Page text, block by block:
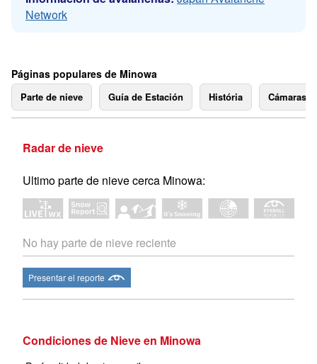
Network
Páginas populares de Minowa
Parte de nieve Guía de Estación História Cámaras
Radar de nieve
Ultimo parte de nieve cerca Minowa:
No hay parte de nieve reciente
Presentar el reporte
Condiciones de Nieve en Minowa